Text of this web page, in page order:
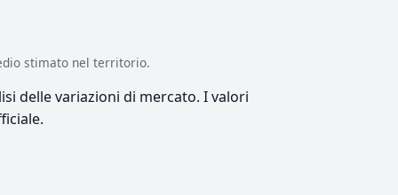
stimato nel territorio.
delle variazioni di mercato. I valori